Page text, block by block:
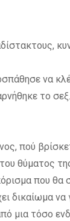
να
το
πού
θύματος
που θα
δικαίωμα
μια τόσο